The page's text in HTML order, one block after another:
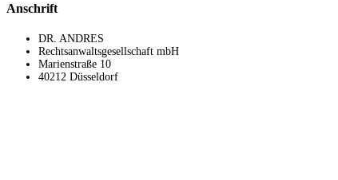
Anschrift
DR. ANDRES
Rechtsanwaltsgesellschaft mbH
Marienstraße 10
40212 Düsseldorf